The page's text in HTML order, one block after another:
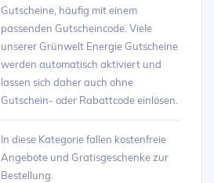
Gutscheine, häufig mit einem
passenden Gutscheincode. Viele
unserer Grünwelt Energie Gutscheine
werden automatisch aktiviert und
lassen sich daher auch ohne
Gutschein- oder Rabattcode einlösen.
In diese Kategorie fallen kostenfreie
Angebote und Gratisgeschenke zur
Bestellung.